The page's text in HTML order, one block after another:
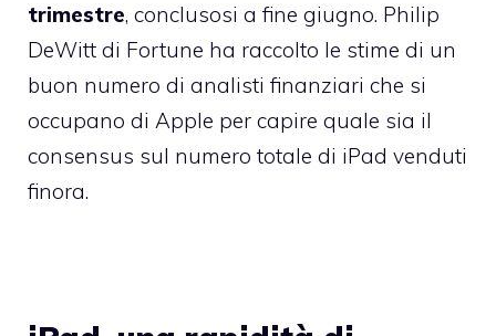
trimestre, conclusosi a fine giugno. Philip
DeWitt di Fortune ha raccolto le stime di un
buon numero di analisti finanziari che si
occupano di Apple per capire quale sia il
consensus sul numero totale di iPad venduti
finora.